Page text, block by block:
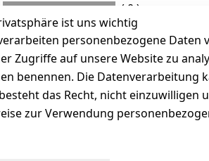
( 0 )
( 0 )
( 0 )
( 0 )
ist uns wichtig
personenbezogene Daten
Zugriffe auf unsere Website zu
benennen. Die
das Recht, nicht einzuwilligen
zur Verwendung